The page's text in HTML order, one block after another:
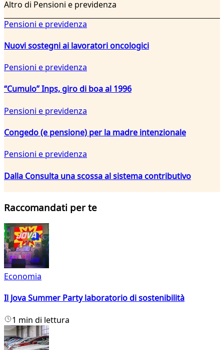
Altro di Pensioni e previdenza
Pensioni e previdenza
Nuovi sostegni ai lavoratori oncologici
Pensioni e previdenza
“Cumulo” Inps, giro di boa al 1996
Pensioni e previdenza
Congedo (e pensione) per la madre intenzionale
Pensioni e previdenza
Dalla Consulta una scossa al sistema contributivo
Raccomandati per te
Economia
Il Jova Summer Party laboratorio di sostenibilità
1 min di lettura